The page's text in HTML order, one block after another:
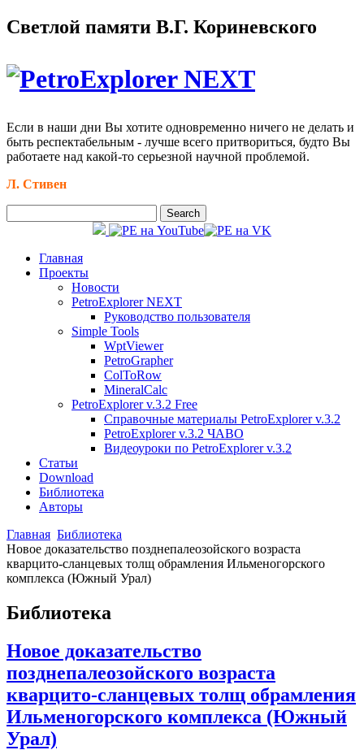
Светлой памяти В.Г. Кориневского
Если в наши дни Вы хотите одновременно ничего не делать и
быть респектабельным - лучше всего притвориться, будто Вы
работаете над какой-то серьезной научной проблемой.
Л. Стивен
Главная
Проекты
Новости
PetroExplorer NEXT
Руководство пользователя
Simple Tools
WptViewer
PetroGrapher
ColToRow
MineralCalc
PetroExplorer v.3.2 Free
Справочные материалы PetroExplorer v.3.2
PetroExplorer v.3.2 ЧАВО
Видеоуроки по PetroExplorer v.3.2
Статьи
Download
Библиотека
Авторы
Главная Библиотека
Новое доказательство позднепалеозойского возраста
кварцито-сланцевых толщ обрамления Ильменогорского
комплекса (Южный Урал)
Библиотека
Новое доказательство
позднепалеозойского возраста
кварцито-сланцевых толщ обрамления
Ильменогорского комплекса (Южный
Урал)